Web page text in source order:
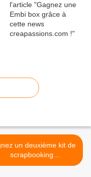
un deuxième kit de
scrapbooking
Artemio/colorconspiracy ! >